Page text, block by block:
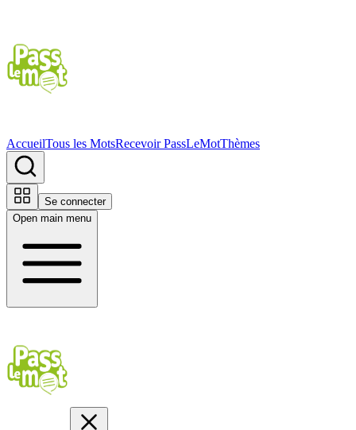
AccueilTous les MotsRecevoir PassLeMotThèmes
Se connecter
Open main menu